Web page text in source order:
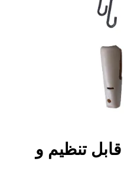
تنظیم و